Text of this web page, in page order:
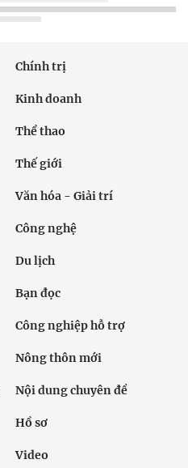
Chính trị
Kinh doanh
Thể thao
Thế giới
Văn hóa - Giải trí
Công nghệ
Du lịch
Bạn đọc
Công nghiệp hỗ trợ
Nông thôn mới
Nội dung chuyên đề
Hồ sơ
Video